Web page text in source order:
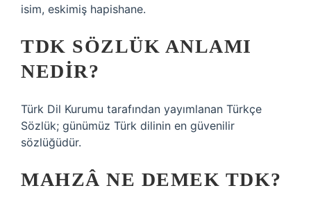
isim, eskimiş hapishane.
TDK SÖZLÜK ANLAMI
NEDIR?
Türk Dil Kurumu tarafından yayımlanan Türkçe
Sözlük; günümüz Türk dilinin en güvenilir
sözlüğüdür.
MAHZÂ NE DEMEK TDK?